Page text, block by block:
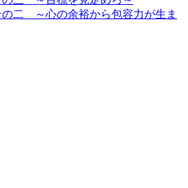
二 ～心の余裕から包容力が生ま